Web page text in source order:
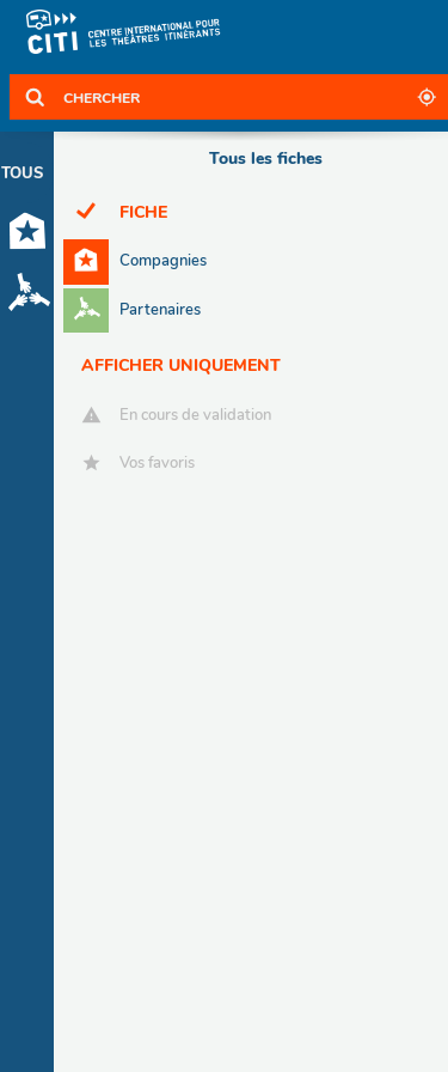
TOUS
Tous les fiches
FICHE
Compagnies
Partenaires
AFFICHER UNIQUEMENT
En cours de validation
Vos favoris